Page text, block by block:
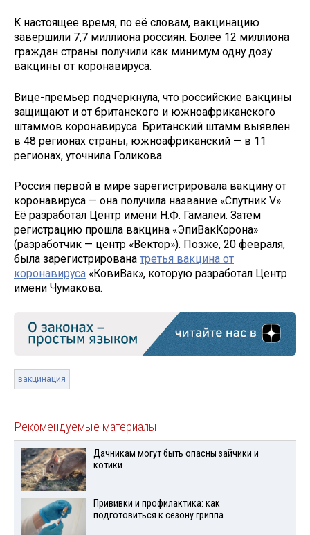
К настоящее время, по её словам, вакцинацию
завершили 7,7 миллиона россиян. Более 12 миллиона
граждан страны получили как минимум одну дозу
вакцины от коронавируса.
Вице-премьер подчеркнула, что российские вакцины
защищают и от британского и южноафриканского
штаммов коронавируса. Британский штамм выявлен
в 48 регионах страны, южноафриканский — в 11
регионах, уточнила Голикова.
Россия первой в мире зарегистрировала вакцину от
коронавируса — она получила название «Спутник V».
Её разработал Центр имени Н.Ф. Гамалеи. Затем
регистрацию прошла вакцина «ЭпиВакКорона»
(разработчик — центр «Вектор»). Позже, 20 февраля,
была зарегистрирована третья вакцина от
коронавируса «КовиВак», которую разработал Центр
имени Чумакова.
вакцинация
Рекомендуемые материалы
Дачникам могут быть опасны зайчики и
котики
Прививки и профилактика: как
подготовиться к сезону гриппа